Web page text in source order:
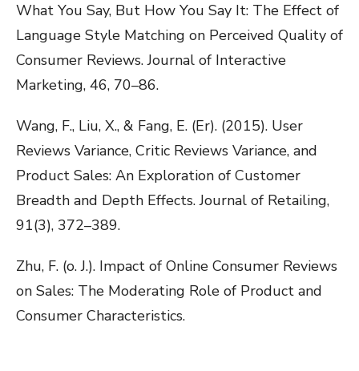
What You Say, But How You Say It: The Effect of
Language Style Matching on Perceived Quality of
Consumer Reviews. Journal of Interactive
Marketing, 46, 70–86.
Wang, F., Liu, X., & Fang, E. (Er). (2015). User
Reviews Variance, Critic Reviews Variance, and
Product Sales: An Exploration of Customer
Breadth and Depth Effects. Journal of Retailing,
91(3), 372–389.
Zhu, F. (o. J.). Impact of Online Consumer Reviews
on Sales: The Moderating Role of Product and
Consumer Characteristics.